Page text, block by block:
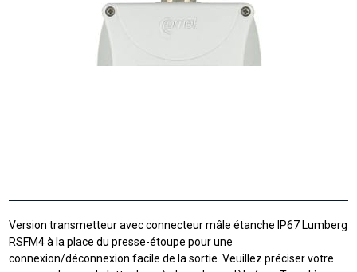
Version transmetteur avec connecteur mâle étanche IP67 Lumberg
RSFM4 à la place du presse-étoupe pour une
connexion/déconnexion facile de la sortie. Veuillez préciser votre